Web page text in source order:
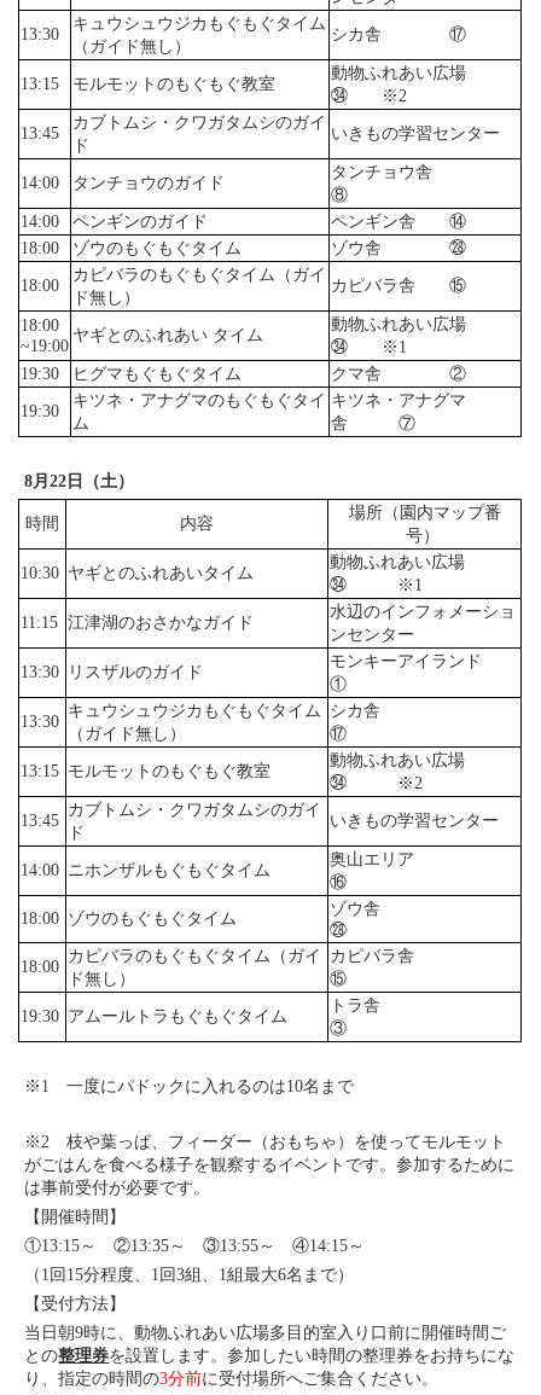
13:30
キュウシュウジカもぐもぐタイム
（ガイド無し）
シカ舎 ⑰
13:15 モルモットのもぐもぐ教室
動物ふれあい広場
㉞ ※2
13:45
カブトムシ・クワガタムシのガイ
ド
いきもの学習センター
14:00 タンチョウのガイド
タンチョウ舎
⑧
14:00
ペンギンのガイド
ペンギン舎 ⑭
18:00
ゾウのもぐもぐタイム
ゾウ舎 ㉘
18:00
カピバラのもぐもぐタイム（ガイ
ド無し）
カピバラ舎 ⑮
18:00
~19:00
ヤギとのふれあい タイム
動物ふれあい広場
㉞ ※1
19:30
ヒグマもぐもぐタイム
クマ舎 ②
19:30
キツネ・アナグマのもぐもぐタイ
ム
キツネ・アナグマ
舎 ⑦
8月22日（土）
時間 内容
場所（園内マップ番
号）
10:30 ヤギとのふれあいタイム
動物ふれあい広場
㉞ ※1
11:15 江津湖のおさかなガイド
水辺のインフォメーショ
ンセンター
13:30
リスザルのガイド
モンキーアイランド
①
13:30
キュウシュウジカもぐもぐタイム
（ガイド無し）
シカ舎
⑰
13:15 モルモットのもぐもぐ教室
動物ふれあい広場
㉞ ※2
13:45
カブトムシ・クワガタムシのガイ
ド
いきもの学習センター
14:00 ニホンザルもぐもぐタイム
奥山エリア
⑯
18:00 ゾウのもぐもぐタイム
ゾウ舎
㉘
18:00
カピバラのもぐもぐタイム（ガイ
ド無し）
カピバラ舎
⑮
19:30 アムールトラもぐもぐタイム
トラ舎
③
※1 一度にパドックに入れるのは10名まで
※2 枝や葉っぱ、フィーダー（おもちゃ）を使ってモルモット
がごはんを食べる様子を観察するイベントです。参加するために
は事前受付が必要です。
【開催時間】
①13:15～ ②13:35～ ③13:55～ ④14:15～
（1回15分程度、1回3組、1組最大6名まで）
【受付方法】
当日朝9時に、動物ふれあい広場多目的室入り口前に開催時間ご
との整理券を設置します。参加したい時間の整理券をお持ちにな
り、指定の時間の3分前に受付場所へご集合ください。